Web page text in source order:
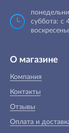
суббота: с
О магазине
Компания
Контакты
Отзывы
Оплата и